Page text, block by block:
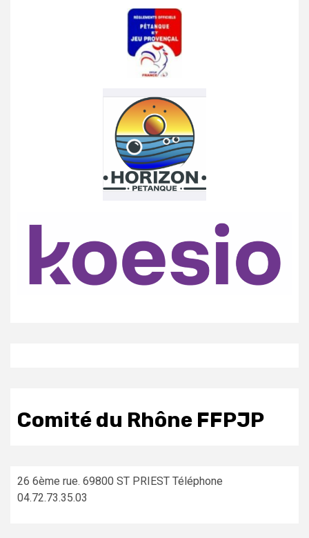
Comité du Rhône FFPJP
26 6ème rue. 69800 ST PRIEST Téléphone
04.72.73.35.03